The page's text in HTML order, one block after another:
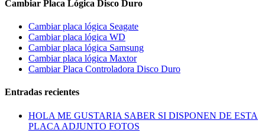
Cambiar Placa Lógica Disco Duro
Cambiar placa lógica Seagate
Cambiar placa lógica WD
Cambiar placa lógica Samsung
Cambiar placa lógica Maxtor
Cambiar Placa Controladora Disco Duro
Entradas recientes
HOLA ME GUSTARIA SABER SI DISPONEN DE ESTA
PLACA ADJUNTO FOTOS